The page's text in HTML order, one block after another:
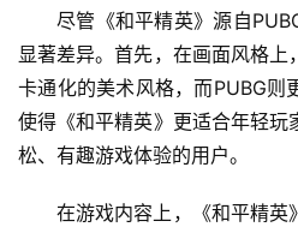
尽管《和平精英》源自
显著差异。首先，在画面风格上
卡通化的美术风格，而PUBG则
使得《和平精英》更适合年轻玩
松、有趣游戏体验的用户。
在游戏内容上，《和平精英